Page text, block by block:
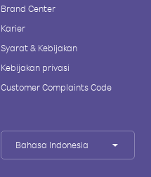
Brand Center
Karier
Syarat & Kebijakan
Kebijakan privasi
Customer Complaints Code
Bahasa Indonesia